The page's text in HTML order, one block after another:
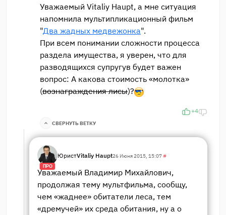
Уважаемый Vitaliy Haupt, а мне ситуация
напомнила мультипликационный фильм
"Два жадных медвежонка".
При всем понимании сложности процесса
раздела имущества, я уверен, что для
разводящихся супругув будет важен
вопрос: А какова стоимость «молотка»
(вознаграждения лисы)?
+4
СВЕРНУТЬ ВЕТКУ
ПРО
ЮристVitaliy Haupt26 Июня 2015, 15:07#
Уважаемый Владимир Михайлович,
продолжая тему мультфильма, сообщу,
чем «жаднее» обитатели леса, тем
«дремучей» их среда обитания, ну а о